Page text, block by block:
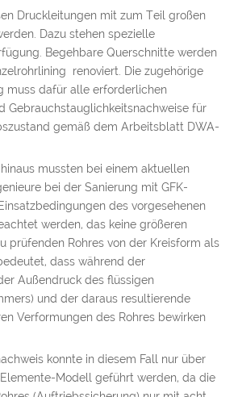
Druckleitungen mit zum Teil großen
Dazu stehen spezielle
Begehbare Querschnitte werden
renoviert. Die zugehörige
muss dafür alle erforderlichen
Gebrauchstauglichkeitsnachweise für
gemäß dem Arbeitsblatt DWA-
mussten bei einem aktuellen
bei der Sanierung mit GFK-
des vorgesehenen
werden, das keine größeren
prüfenden Rohres von der Kreisform als
dass während der
Außendruck des flüssigen
und der daraus resultierende
Verformungen des Rohres bewirken
konnte in diesem Fall nur über
Modell geführt werden, da die